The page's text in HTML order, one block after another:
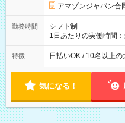
です。
アマゾンジャパン合
勤務時間
シフト制
1日あたりの実働時間
特徴 日払いOK / 10名以上の
気になる！